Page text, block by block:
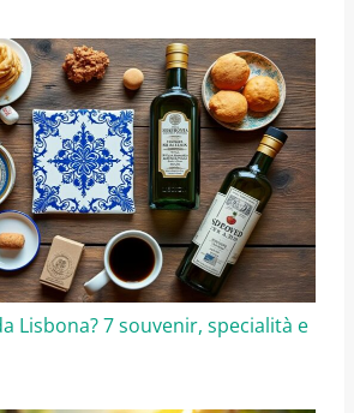
Lisbona? 7 souvenir, specialità e